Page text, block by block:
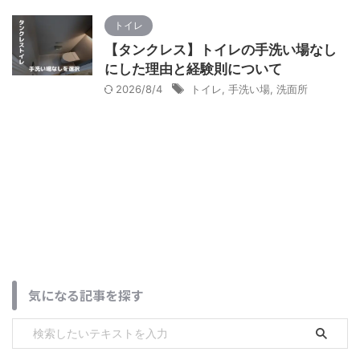
トイレ
【タンクレス】トイレの手洗い場なし
にした理由と経験則について
2026/8/4 トイレ 手洗い場 洗面所
気になる記事を探す